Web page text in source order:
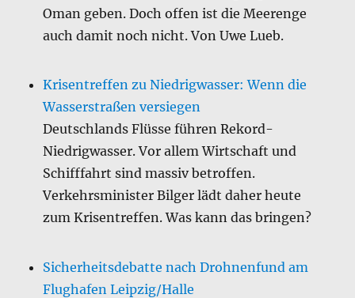
Oman geben. Doch offen ist die Meerenge
auch damit noch nicht. Von Uwe Lueb.
Krisentreffen zu Niedrigwasser: Wenn die
Wasserstraßen versiegen
Deutschlands Flüsse führen Rekord-
Niedrigwasser. Vor allem Wirtschaft und
Schifffahrt sind massiv betroffen.
Verkehrsminister Bilger lädt daher heute
zum Krisentreffen. Was kann das bringen?
Sicherheitsdebatte nach Drohnenfund am
Flughafen Leipzig/Halle